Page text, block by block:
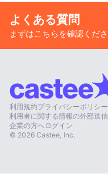
よくある質問
まずはこちらを確認くだ
利用規約プライバシーポリシー
利用者に関する情報の外部送信
企業の方へログイン
© 2026 Castee, Inc.